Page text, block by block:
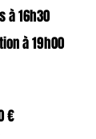
à 16h30
à 19h00
€